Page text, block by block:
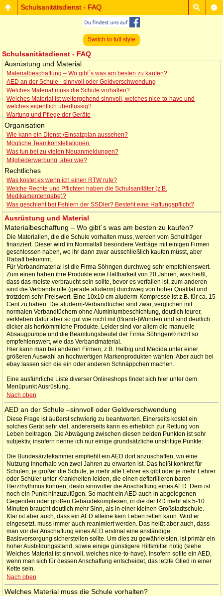
Schulsanitätsdienst - FAQ
Switch to full style
Schulsanitätsdienst - FAQ
Ausrüstung und Material
Materialbeschaffung – Wo gibt´s was am besten zu kaufen?
AED an der Schule –sinnvoll oder Geldverschwendung
Welches Material muss die Schule vorhalten?
Welches Material ist weitergehend sinnvoll, welches nice-to-have und
welches eigentlich überflüssig?
Wartung und Pflege der Geräte
Organisation
Wie kann ein Dienst-/Einsatzplan aussehen?
Mögliche Teamkonstellationen:
Was tun bei zu vielen Neuanmeldungen?
Mitgliederwerbung, aber wie?
Rechtliches
Was kostet es wenn ich einen RTW rufe?
Welche Rechte und Pflichten haben die Schulsanitäter (z.B.
Medikamentengabe)?
Was geschieht bei Fehlern der SSDler? Besteht eine Haftungspflicht?
Ausrüstung und Material
Materialbeschaffung – Wo gibt´s was am besten zu kaufen?
Die Materialien, die die Schule vorhalten muss, werden vom Schulträger
finanziert. Dieser wird im Normalfall besondere Verträge mit einigen Firmen
geschlossen haben, wo ihr dann zwar ausschließlich kaufen müsst, aber
Rabatt bekommt.
Für Verbandmaterial ist die Firma Söhngen durchweg sehr empfehlenswert.
Zum einen haben ihre Produkte eine Haltbarkeit von 20 Jahren, was heißt,
dass das meiste verbraucht sein sollte, bevor es verfallen ist, zum anderen
sind die Verbandstoffe (gerade aluderm) durchweg von hoher Qualität und
trotzdem sehr Preiswert. Eine 10x10 cm aluderm-Kompresse ist z.B. für ca. 15
Cent zu haben. Die aluderm-Verbandtücher sind zwar, verglichen mit
normalen Verbandtüchern ohne Aluminiumbeschichtung, deutlich teurer,
verkleben dafür aber so gut wie nicht mit (Brand-)Wunden und sind deutlich
dicker als herkömmliche Produkte. Leider sind vor allem die manuelle
Absaugpumpe und die Beamtungsbeutel der Firma Söhngen® nicht so
empfehlenswert, wie das Verbandmaterial.
Hier kann man bei anderen Firmen, z.B. Helbig und Medida unter einer
größeren Auswahl an hochwertigen Markenprodukten wählen. Aber auch bei
ebay lassen sich die ein oder anderen Schnäppchen machen.
Eine ausführliche Liste diverser Onlineshops findet sich hier unter dem
Menüpunkt Ausrüstung.
Nach oben
AED an der Schule –sinnvoll oder Geldverschwendung
Diese Frage ist äußerst schwierig zu beantworten. Einerseits kostet ein
solches Gerät sehr viel, andererseits kann es erheblich zur Rettung von
Leben beitragen. Die Abwägung zwischen diesen beiden Punkten ist sehr
subjektiv, insofern nenne ich nur einige grundsätzliche unstrittige Punkte:
Die Bundesärztekammer empfiehlt ein AED dort anzuschaffen, wo eine
Nutzung innerhalb von zwei Jahren zu erwarten ist. Das heißt konkret für
Schulen, je größer die Schule, je mehr alte Lehrer es gibt oder je mehr Lehrer
oder Schüler unter Krankheiten leiden, die einen defibrillieren baren
Herzrhythmus können, desto sinnvoller die Anschaffung eines AED. Dem ist
noch ein Punkt hinzuzufügen. So macht ein AED auch in abgelegenen
Gegenden oder großen Gebäudekomplexen, in die der RD mehr als 5-10
Minuten braucht deutlich mehr Sinn, als in einer kleinen Großstadtschule.
Klar ist aber auch, dass ein AED alleine kein Leben retten kann. Wird er
eingesetzt, muss immer auch reanimiert werden. Das heißt aber auch, dass
man vor der Anschaffung eines AED erstmal eine anständige
Basisversorgung sicherstellen sollte. Um dies zu gewährleisten, ist primär ein
hoher Ausbildungsstand, sowie einige günstigere Hilfsmittel nötig (siehe
Welches Material ist sinnvoll, welches nice-to-have). Insofern sollte ein AED,
wenn man sich für dessen Anschaffung entscheidet, das letzte Glied in einer
Kette sein.
Nach oben
Welches Material muss die Schule vorhalten?